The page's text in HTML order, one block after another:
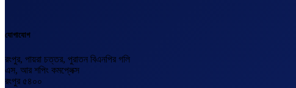
যোগাযোগ
রংপুর, পায়রা চত্তর, পুরাতন বিএনপির গলি
এস, আর শপিং কমপ্লেক্স
রংপুর ৫৪০০